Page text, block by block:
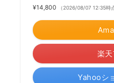
¥14,800
（2026/08/07 12:35時
楽
Yahooシ